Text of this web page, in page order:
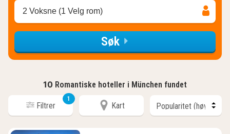
2 Voksne (1 Velg rom)
Søk
10 Romantiske hoteller i München fundet
Filtrer
1
Kart